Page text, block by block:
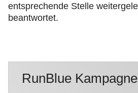
entsprechende Stelle
beantwortet.
RunBlue Kampagne